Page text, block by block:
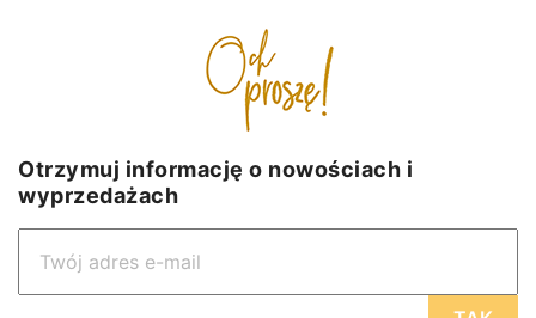
Otrzymuj informację o nowościach i
wyprzedażach